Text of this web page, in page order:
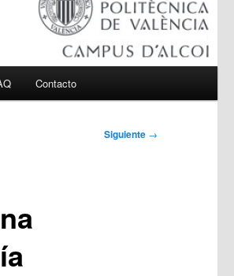
Contacto
Siguiente →